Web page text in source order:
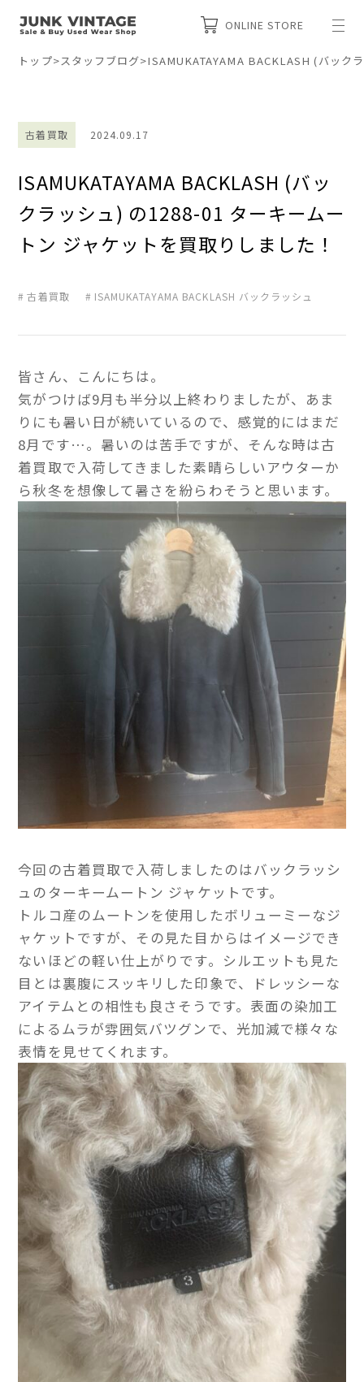
ONLINE STORE
トップ>スタッフブログ>ISAMUKATAYAMA BACKLASH (バック
古着買取 2024.09.17
ISAMUKATAYAMA BACKLASH (バッ
クラッシュ) の1288-01 ターキームー
トン ジャケットを買取りしました！
古着買取 ISAMUKATAYAMA BACKLASH バックラッシュ
皆さん、こんにちは。
気がつけば9月も半分以上終わりましたが、あま
りにも暑い日が続いているので、感覚的にはまだ
8月です…。暑いのは苦手ですが、そんな時は古
着買取で入荷してきました素晴らしいアウターか
ら秋冬を想像して暑さを紛らわそうと思います。
今回の古着買取で入荷しましたのはバックラッシ
ュのターキームートン ジャケットです。
トルコ産のムートンを使用したボリューミーなジ
ャケットですが、その見た目からはイメージでき
ないほどの軽い仕上がりです。シルエットも見た
目とは裏腹にスッキリした印象で、ドレッシーな
アイテムとの相性も良さそうです。表面の染加工
によるムラが雰囲気バツグンで、光加減で様々な
表情を見せてくれます。